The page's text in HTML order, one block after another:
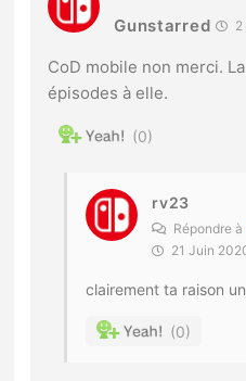
Gunstarred
CoD mobile non merci.
épisodes à elle.
0
rv23
Répondre
21 Juin
clairement ta raison
0